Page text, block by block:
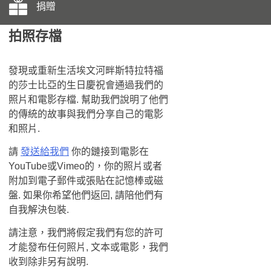
捐贈
拍照存檔
發現或重新生活埃文河畔斯特拉特福
的莎士比亞的生日慶祝會通過我們的
照片和電影存檔. 幫助我們說明了他們
的傳統的故事與​​我們分享自己的電影
和照片.
請 發送給我們 你的鏈接到電影在
YouTube或Vimeo的，你的照片或者
附加到電子郵件或張貼在記憶棒或磁
盤. 如果你希望他們返回, 請陪他們有
自我解決包裝.
請注意，我們將假定我們有您的許可
才能發布任何照片, 文本或電影，我們
收到除非另有說明.